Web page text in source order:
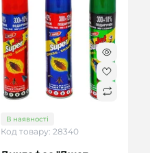
В наявності
Код товару: 28340